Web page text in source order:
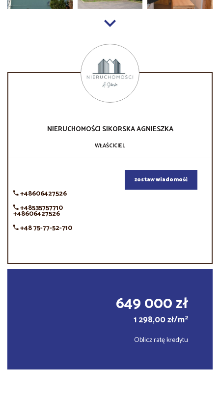
NIERUCHOMOŚCI SIKORSKAAGNIESZKA
WŁAŚCICIEL
+48606427526
+48535757710
+48606427526
+48 75-77-52-710
zostaw wiadomość
649 000 zł
1 298,00 zł/m2
Oblicz ratę kredytu